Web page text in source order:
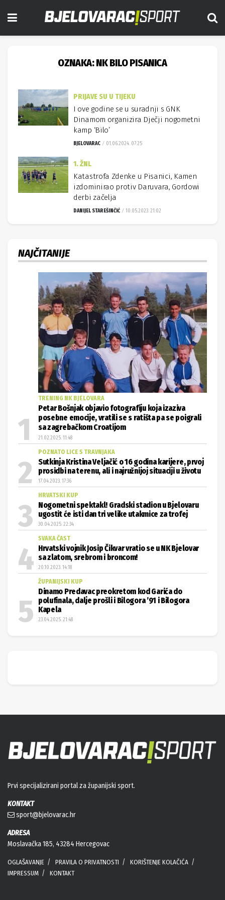
OZNAKA:NK BILO PISANICA
PRIJAVE SU U TIJEKU
I ove godine se u suradnji s GNK
Dinamom organizira Dječji nogometni
kamp ‘Bilo’
BJELOVARAC 01.06.2024. 07:25
1. ŽNL
Katastrofa Zdenke u Pisanici, Kamen
izdominirao protiv Daruvara, Gordowi
derbi začelja
DANIJEL STAREŠINČIĆ 10.05.2023. 21:02
NAJČITANIJE
TRENING NK BJELOVARA
Petar Bošnjak objavio fotografiju koja izaziva
posebne emocije, vratili se s ratišta pa se poigrali
sa zagrebačkom Croatijom
21.02.2025. 11:48
POZNATO LICE S TRAVNJAKA
Sutkinja Kristina Veljačić o 16 godina karijere, prvoj
prosidbi na terenu, ali i najružnijoj situaciji u životu
17.04.2023. 17:36
HRVATSKI KUP
Nogometni spektakl! Gradski stadion u Bjelovaru
ugostit će isti dan tri velike utakmice za trofej
30.04.2025. 22:34
SVAKA ČAST
Hrvatski vojnik Josip Čikvar vratio se u NK Bjelovar
sa zlatom, srebrom i broncom!
20.10.2023. 14:18
ŽUPANIJSKI KUP
Dinamo Predavac preokretom kod Garića do
polufinala, dalje prošli i Bilogora ’91 i Bilogora
Kapela
23.04.2025. 21:48
Prvi specijalizirani portal za županijski sport.
KONTAKT
sport@bjelovarac.hr
ADRESA
Moslavačka 185, 43284 Hercegovac
OGLAŠAVANJE PRAVILA O PRIVATNOSTI
KORIŠTENJE KOLAČIĆA
IMPRESSUM
KONTAKT